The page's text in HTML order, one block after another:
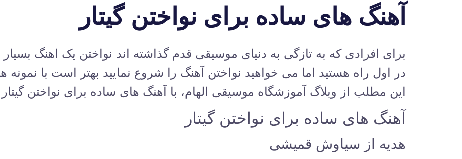
آهنگ های ساده برای نواختن گیتار
برای افرادی که به تازگی به دنیای موسیقی قدم گذاشته اند نواختن یک اهنگ
در اول راه هستید اما می خواهید نواختن آهنگ را شروع نمایید بهتر است با نمونه
این مطلب از وبلاگ آ موزشگاه موسیقی الهام، با آهنگ های ساده برای نواختن
آهنگ های ساده برای نواختن گیتار
هدیه از سیاوش قمیشی